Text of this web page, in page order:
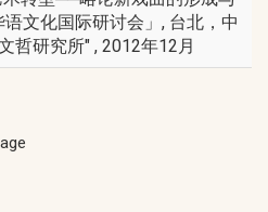
语文化国际研讨会」, 台北，中
哲研究所" , 2012年12月